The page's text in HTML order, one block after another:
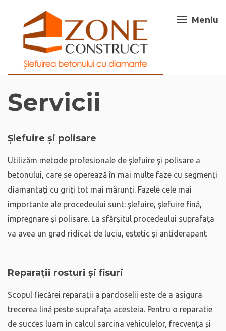
Meniu
Servicii
Șlefuire și polisare
Utilizăm metode profesionale de şlefuire şi polisare a
betonului, care se operează în mai multe faze cu segmenți
diamantați cu griți tot mai mărunți. Fazele cele mai
importante ale procedeului sunt: şlefuire, şlefuire fină,
impregnare şi polisare. La sfârşitul procedeului suprafaţa
va avea un grad ridicat de luciu, estetic şi antiderapant
Reparații rosturi și fisuri
Scopul fiecărei reparații a pardoselii este de a asigura
trecerea lină peste suprafața acesteia. Pentru o reparatie
de succes luam in calcul sarcina vehiculelor, frecvența și